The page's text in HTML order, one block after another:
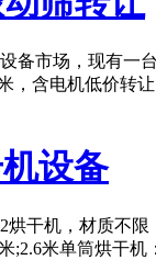
备市场，现有一
，含电机低价转
设备
干机，材质不
;2.6米单筒烘干